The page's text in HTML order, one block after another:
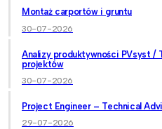
Montaż carportów i gruntu
30-07-2026
Analizy produktywności PVsyst /
projektów
30-07-2026
Project Engineer – Technical
29-07-2026